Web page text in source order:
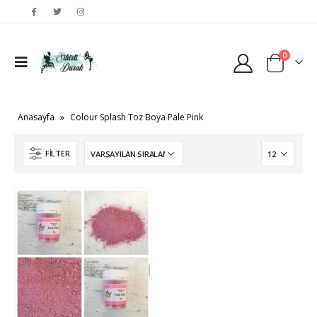
0
Anasayfa » Colour Splash Toz Boya Pale Pink
FILTER